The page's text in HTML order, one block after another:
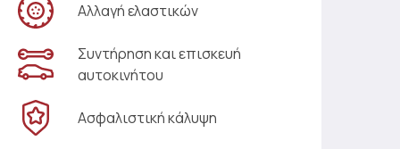
Αλλαγή ελαστικών
Συντήρηση και επισκευή
αυτοκινήτου
Ασφαλιστική κάλυψη